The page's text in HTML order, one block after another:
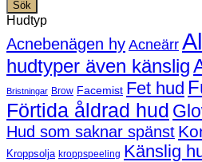
Sök
Hudtyp
Acnebenägen hy Acneärr
hudtyper även känslig
Bristningar Brow Facemist Fet hud
Förtida åldrad hud
Hud som saknar spänst
Kroppsolja kroppspeeling Känslig